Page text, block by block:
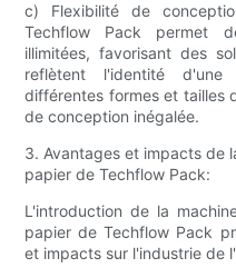
c) Flexibilité de
Techflow Pack permet
illimitées, favorisant des
reflètent l'identité
différentes formes et tailles
de conception inégalée.
3. Avantages et impacts de
papier de Techflow Pack:
L'introduction de la
papier de Techflow Pack
et impacts sur l'industrie de